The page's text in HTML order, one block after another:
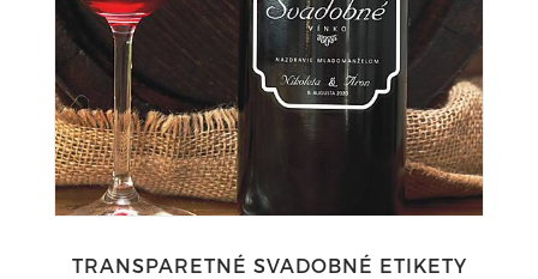
TRANSPARETNÉ SVADOBNÉ ETIKETY